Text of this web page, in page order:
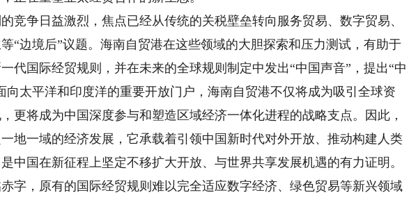
争日益激烈，焦点已经从传统的关税壁垒转向服务贸易、数字贸易、
“边境后”议题。海南自贸港在这些领域的大胆探索和压力测试，有助于
代国际经贸规则，并在未来的全球规则制定中发出“中国声音”，提出“中
向太平洋和印度洋的重要开放门户，海南自贸港不仅将成为吸引全球资
更将成为中国深度参与和塑造区域经济一体化进程的战略支点。因此，
地一域的经济发展，它承载着引领中国新时代对外开放、推动构建人类
中国在新征程上坚定不移扩大开放、与世界共享发展机遇的有力证明。
，原有的国际经贸规则难以完全适应数字经济、绿色贸易等新兴领域